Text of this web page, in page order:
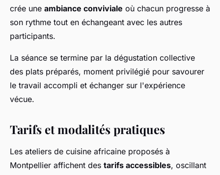
crée une ambiance conviviale où chacun progresse à
son rythme tout en échangeant avec les autres
participants.
La séance se termine par la dégustation collective
des plats préparés, moment privilégié pour savourer
le travail accompli et échanger sur l'expérience
vécue.
Tarifs et modalités pratiques
Les ateliers de cuisine africaine proposés à
Montpellier affichent des tarifs accessibles, oscillant